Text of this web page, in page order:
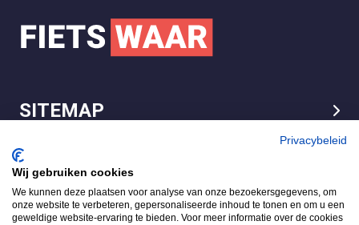
SITEMAP
LEGAL
FietsWaar.nl
4.7
Privacybeleid
Wij gebruiken cookies
We kunnen deze plaatsen voor analyse van onze bezoekersgegevens, om
onze website te verbeteren, gepersonaliseerde inhoud te tonen en om u een
geweldige website-ervaring te bieden. Voor meer informatie over de cookies